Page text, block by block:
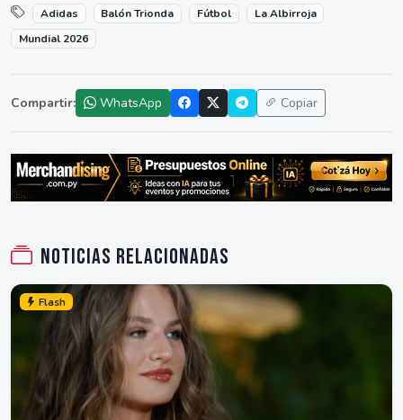
Adidas Balón Trionda Fútbol
La Albirroja
Mundial 2026
Compartir: WhatsApp Copiar
Noticias relacionadas
Flash